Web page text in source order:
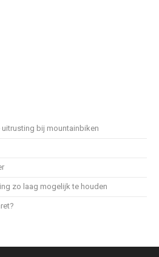
bij mountainbiken
zo laag mogelijk te houden